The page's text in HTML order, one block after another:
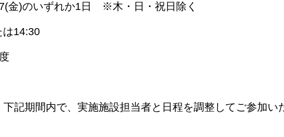
金)のいずれか1日 ※木・日・祝日除く
は14:30
下記期間内で、実施施設担当者と日程を調整してご参加い